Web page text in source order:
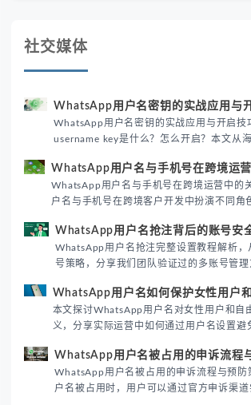
社交媒体
WhatsApp用户名密钥的实战应用与
WhatsApp用户名密钥的实战应用与开启技
username key是什么？怎么开启？本文从
境团队高效触达目标客户。
WhatsApp用户名与手机号在跨境运
WhatsApp用户名与手机号在跨境运营中的
户名与手机号在跨境客户开发中扮演不同角
际差异，帮助团队优化WhatsApp营销策略
WhatsApp用户名抢注背后的账号安
WhatsApp用户名抢注完整设置教程解析，
号策略，分享我们团队验证过的多账号管
性直接影响转化率。
WhatsApp用户名如何保护女性用户
本文探讨WhatsApp用户名对女性用户和自
义，分享实际运营中如何通过用户名设置避
已成为全球数字沟通的首要考量。
WhatsApp用户名被占用的申诉流程
WhatsApp用户名被占用的申诉流程与预防
户名被占用时，用户可以通过官方申诉渠